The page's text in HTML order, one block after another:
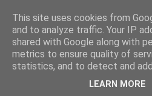
This site uses cookies from
and to analyze traffic. Your IP
shared with Google along with
metrics to ensure quality of
statistics, and to detect and
LEARN MORE